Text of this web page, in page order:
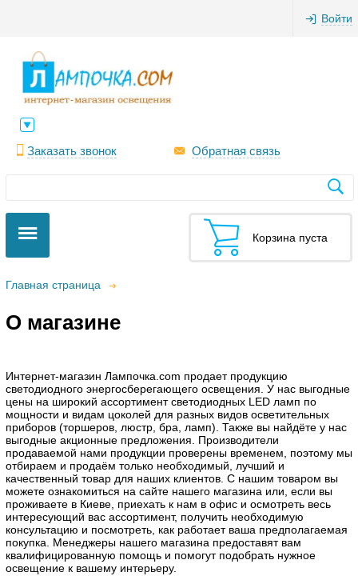
Войти
Заказать звонок Обратная связь
Корзина пуста
Главная страница
О магазине
Интернет-магазин Лампочка.com продает продукцию
светодиодного энергосберегающего освещения. У нас выгодные
цены на широкий ассортимент светодиодных LED ламп по
мощности и видам цоколей для разных видов осветительных
приборов (торшеров, люстр, бра, ламп). Также вы найдёте у нас
выгодные акционные предложения. Производители
продаваемой нами продукции проверены временем, поэтому мы
отбираем и продаём только необходимый, лучший и
качественный товар для наших клиентов. С нашим товаром вы
можете ознакомиться на сайте нашего магазина или, если вы
проживаете в Киеве, приехать к нам в офис и осмотреть весь
интересующий вас ассортимент, получить необходимую
консультацию и посмотреть, как работает ваша предполагаемая
покупка. Менеджеры нашего магазина предоставят вам
квалифицированную помощь и помогут подобрать нужное
освещение к вашему интерьеру.